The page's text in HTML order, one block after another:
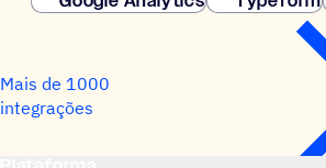
Mais de 1000
integrações